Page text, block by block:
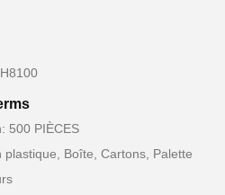
500 PIÈCES
Boîte, Cartons, Palette